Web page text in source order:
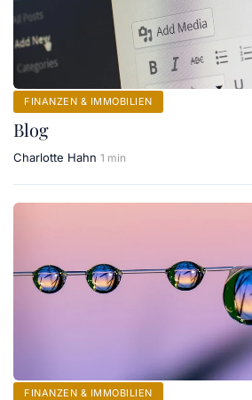
FINANZEN & IMMOBILIEN
Blog
Charlotte Hahn 1 min
FINANZEN & IMMOBILIEN